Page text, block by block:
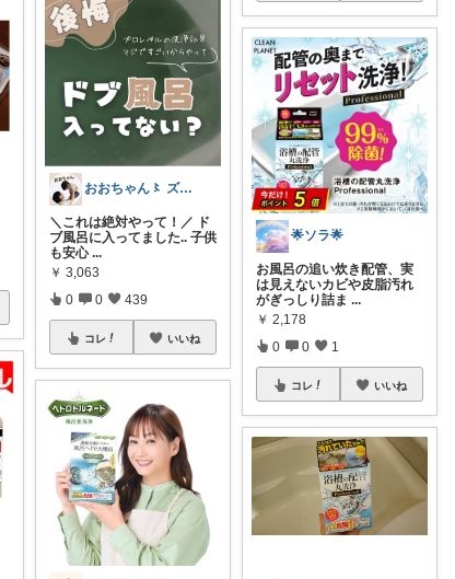
おおちゃん〻 ズボラママ必見便利アイテム
＼これは絶対やって！／ ド
ブ風呂に入ってました.. 子供
も安心 ...
￥ 3,063
0 0 439
コレ いいね
🌟ソラ🌟
お風呂の追い炊き配管、実
は見えないカビや皮脂汚れ
がぎっしり詰ま ...
￥ 2,178
0 0 1
コレ いいね